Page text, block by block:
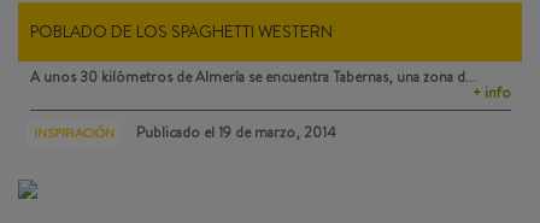
POBLADO DE LOS SPAGHETTI WESTERN
A unos 30 kilómetros de Almería se encuentra Tabernas, una zona d…
+ info
INSPIRACIÓN Publicado el 19 de marzo, 2014